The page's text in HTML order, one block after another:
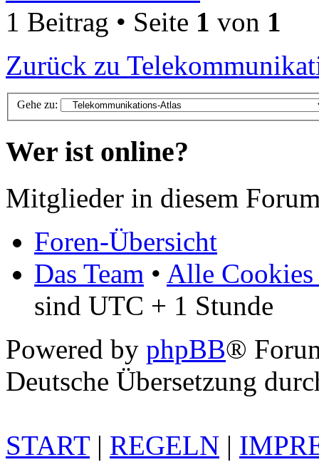
1 Beitrag • Seite 1 von 1
Zurück zu
Gehe zu:
Wer ist online?
Mitglieder in diesem
Foren-Übersicht
Das Team • Alle Cookies
sind UTC + 1 Stunde
Powered by phpBB®
Deutsche Übersetzung
START| REGELN |